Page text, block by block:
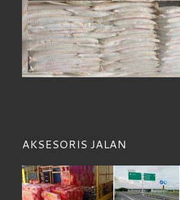
AKSESORIS JALAN